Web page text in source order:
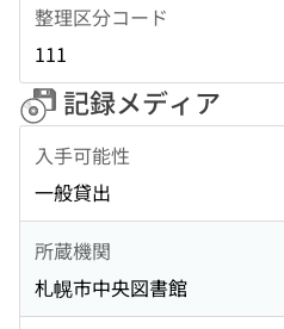
整理区分コード
111
記録メディア
入手可能性
一般貸出
所蔵機関
札幌市中央図書館